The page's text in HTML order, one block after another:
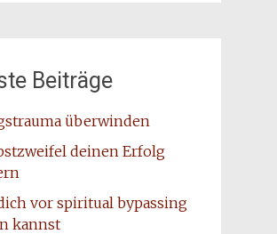
Beiträge
überwinden
deinen Erfolg
vor spiritual bypassing
kannst